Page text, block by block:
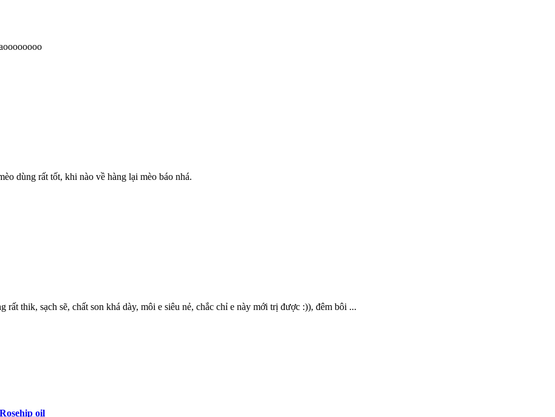
dùng rất tốt, khi nào về hàng lại mèo báo nhá.
thik, sạch sẽ, chất son khá dày, môi e siêu nẻ, chắc chỉ e này mới trị được :)), đêm bôi ...
oil